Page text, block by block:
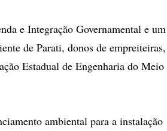
e Integração Governamental e um
de Parati, donos de empreiteiras,
Estadual de Engenharia do Meio
ambiental para a instalação